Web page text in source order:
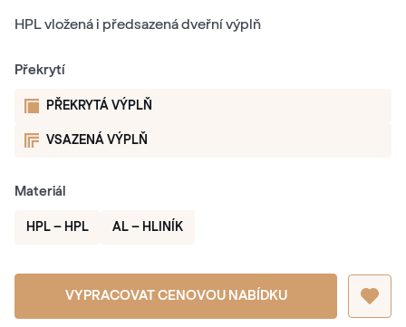
HPL vložená i předsazená dveřní výplň
Překrytí
PŘEKRYTÁ VÝPLŇ
VSAZENÁ VÝPLŇ
Materiál
HPL – HPL AL – HLINÍK
VYPRACOVAT CENOVOU NABÍDKU